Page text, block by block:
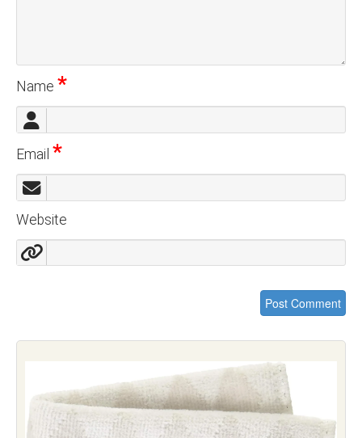
Name *
Email *
Website